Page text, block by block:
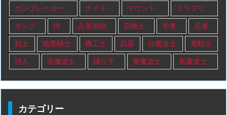
ガンブレーカー ナイト マウント ミラプリ
モンク 侍 占星術師 召喚士 学者 忍者
戦士 暗黒騎士 機工士 武器 白魔道士 竜騎士
詩人 赤魔道士 踊り子 青魔道士 黒魔道士
カテゴリー